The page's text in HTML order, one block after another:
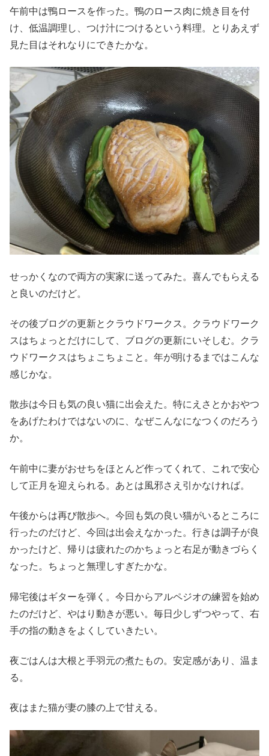
午前中は鴨ロースを作った。鴨のロース肉に焼き目を付
け、低温調理し、つけ汁につけるという料理。とりあえず
見た目はそれなりにできたかな。
せっかくなので両方の実家に送ってみた。喜んでもらえる
と良いのだけど。
その後ブログの更新とクラウドワークス。クラウドワーク
スはちょっとだけにして、ブログの更新にいそしむ。クラ
ウドワークスはちょこちょこと。年が明けるまではこんな
感じかな。
散歩は今日も気の良い猫に出会えた。特にえさとかおやつ
をあげたわけではないのに、なぜこんなになつくのだろう
か。
午前中に妻がおせちをほとんど作ってくれて、これで安心
して正月を迎えられる。あとは風邪さえ引かなければ。
午後からは再び散歩へ。今回も気の良い猫がいるところに
行ったのだけど、今回は出会えなかった。行きは調子が良
かったけど、帰りは疲れたのかちょっと右足が動きづらく
なった。ちょっと無理しすぎたかな。
帰宅後はギターを弾く。今日からアルペジオの練習を始め
たのだけど、やはり動きが悪い。毎日少しずつやって、右
手の指の動きをよくしていきたい。
夜ごはんは大根と手羽元の煮たもの。安定感があり、温ま
る。
夜はまた猫が妻の膝の上で甘える。